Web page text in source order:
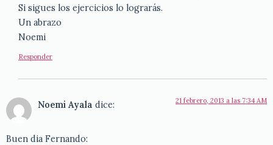
Si sigues los ejercicios lo lograrás.
Un abrazo
Noemi
Responder
Noemi Ayala dice: 21 febrero, 2013 a las 7:34 AM
Buen dia Fernando: